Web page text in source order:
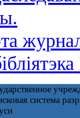
система